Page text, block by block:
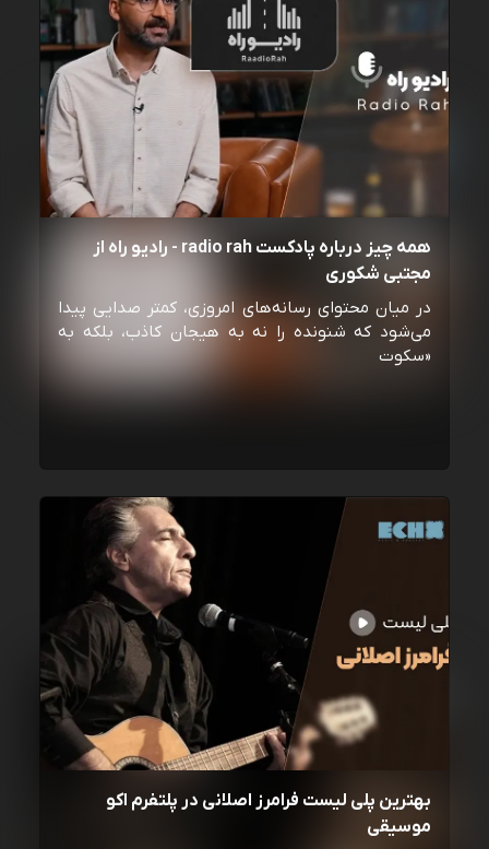
همه چیز درباره پادکست radio rah - رادیو راه از
مجتبی شکوری
در میان محتوای رسانه‌های امروزی، کمتر صدایی پیدا
می‌شود که شنونده را نه به هیجان کاذب، بلکه به
«سکوت
بهترین پلی لیست فرامرز اصلانی در پلتفرم اکو
موسیقی